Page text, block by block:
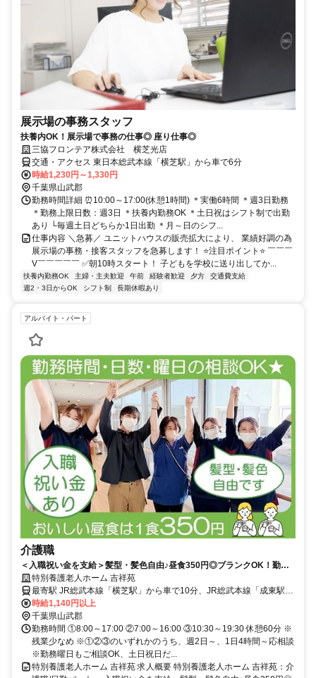
展示場の事務スタッフ
扶養内OK！展示場で事務の仕事◎ 座り仕事◎
三協フロンテア株式会社 横芝光店
交通・アクセス 東日本総武本線「横芝駅」から車で6分
時給1,230円～1,330円
千葉県山武郡
勤務時間詳細 ⏰10:00～17:00(休憩1時間) ＊実働6時間 ＊週3日勤務
＊勤務上限日数：週3日 ＊扶養内勤務OK ＊土日祝はシフト制で出勤
あり └毎週土日どちらか1日出勤 ＊月～日のシフ...
仕事内容 ＼急募／ ユニットハウスの販売拡大により、 業績好調の為
展示場の事務・接客スタッフを急募します！ ⭐注目ポイント⭐ ￣￣￣
V￣￣￣￣￣ ✅朝10時スタート！ 子どもを学校に送り出してか...
扶養内勤務OK 主婦・主夫歓迎 午前 経験者歓迎 夕方
交通費支給
週2・3日からOK
シフト制 長期休暇あり
アルバイト・パート
介護職
＜入職祝い金を支給＞髪型・髪色自由♪昼食350円◎ブランクOK！勤務
時間・日数・曜日応相談！資格経験不問★車通勤可・無料駐車場あり
◎【山武郡横芝光町・横芝駅/成東駅/八日市場駅・特養・介護職・日勤パ
ート】
特別養護老人ホーム 吉祥苑
最寄駅 JR総武本線「横芝駅」から車で10分、JR総武本線「成東駅」
「八日市場駅」から車で20分
時給1,140円以上
千葉県山武郡
勤務時間 ①8:00～17:00 ②7:00～16:00 ③10:30～19:30 休憩60分 ※
残業少なめ ※①②③のいずれかのうち、週2日～、1日4時間～応相談
※勤務曜日もご相談OK、土日祝日だ...
特別養護老人ホーム 吉祥苑 求人概要 特別養護老人ホーム 吉祥苑：介